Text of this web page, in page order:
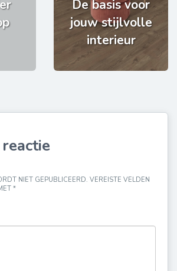
De basis voor
jouw stijlvolle
interieur
NIET GEPUBLICEERD. VEREISTE VELDEN
*